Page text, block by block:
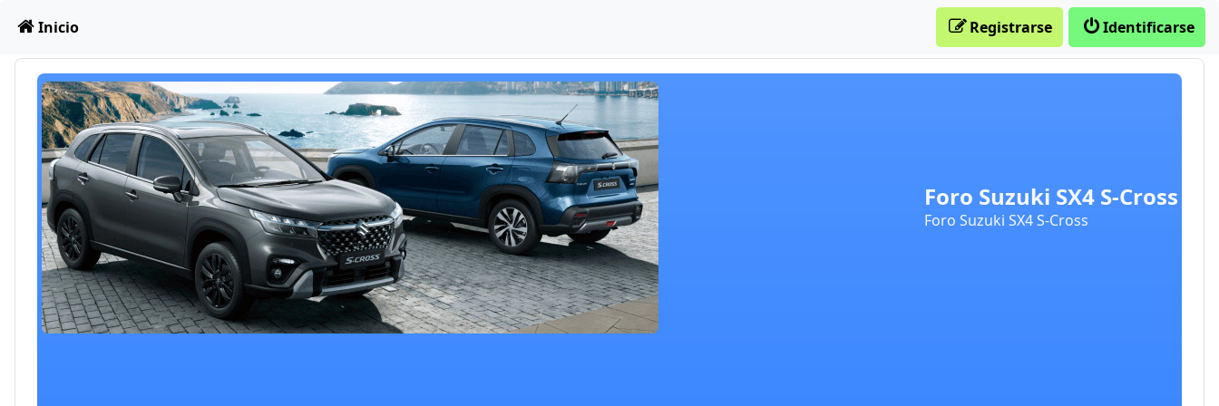
Obviar
Foro Suzuki SX4 S-Cross
Foro Suzuki SX4 S-Cross
Inicio Identificarse
Registrarse